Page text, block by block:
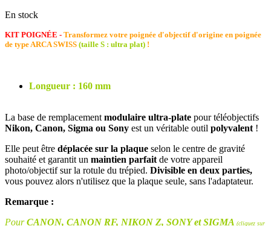
En stock
KIT POIGNÉE - Transformez votre poignée d'objectif d'origine en poignée
de type ARCA SWISS (taille S : ultra plat) !
Longueur : 160 mm
La base de remplacement modulaire ultra-plate pour téléobjectifs
Nikon, Canon, Sigma ou Sony est un véritable outil polyvalent !
Elle peut être déplacée sur la plaque selon le centre de gravité
souhaité et garantit un maintien parfait de votre appareil
photo/objectif sur la rotule du trépied. Divisible en deux parties,
vous pouvez alors n'utilisez que la plaque seule, sans l'adaptateur.
Remarque :
PourCANON, CANON RF, NIKON Z, SONY et SIGMA (cliquez sur